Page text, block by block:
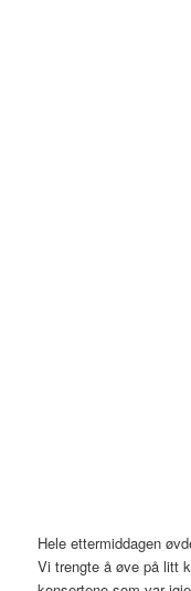
Hele ettermiddagen
Vi trengte å øve på litt